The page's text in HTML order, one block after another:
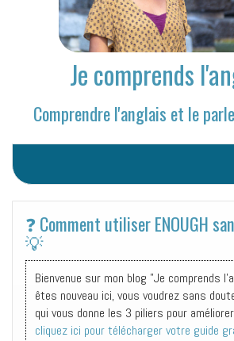
Je comprends
Comprendre l'anglais et le
❓ Comment utiliser ENOUGH
💡
Bienvenue sur mon blog "Je comprends
êtes nouveau ici, vous voudrez sans
qui vous donne les 3 piliers pour
cliquez ici pour télécharger votre guide